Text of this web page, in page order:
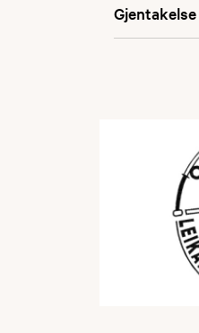
Gjentakelse